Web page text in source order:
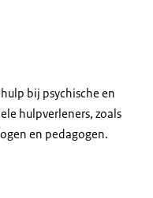
bij psychische en
hulpverleners, zoals
en pedagogen.